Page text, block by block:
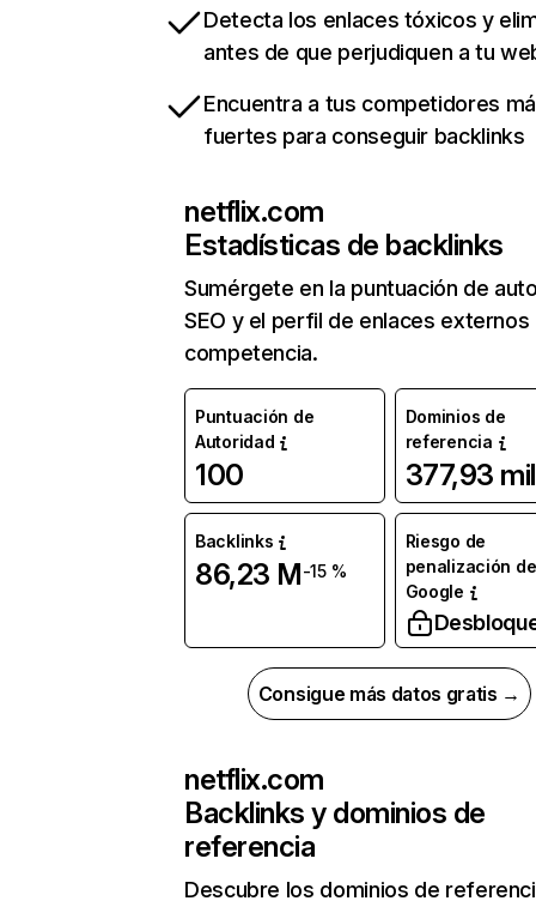
Detecta los enlaces tóxicos y
antes de que perjudiquen a tu
Encuentra a tus competidores
fuertes para conseguir backlinks
netflix.com
Estadísticas de backlinks
Sumérgete en la puntuación de
SEO y el perfil de enlaces externos
competencia.
Puntuación de
Autoridad
100
Dominios de
referencia
377,93 mil
Backlinks
86,23 M-15 %
Riesgo de
penalización de
Google
Consigue más datos gratis →
netflix.com
Backlinks y dominios de
referencia
Descubre los dominios de